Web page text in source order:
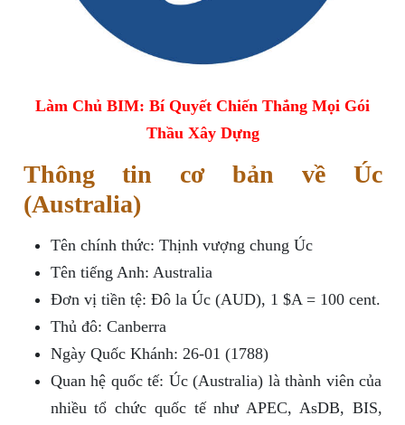
Làm Chủ BIM: Bí Quyết Chiến Thắng Mọi Gói
Thầu Xây Dựng
Thông tin cơ bản về Úc
(Australia)
Tên chính thức: Thịnh vượng chung Úc
Tên tiếng Anh: Australia
Đơn vị tiền tệ: Đô la Úc (AUD), 1 $A = 100 cent.
Thủ đô: Canberra
Ngày Quốc Khánh: 26-01 (1788)
Quan hệ quốc tế: Úc (Australia) là thành viên của
nhiều tổ chức quốc tế như APEC, AsDB, BIS,